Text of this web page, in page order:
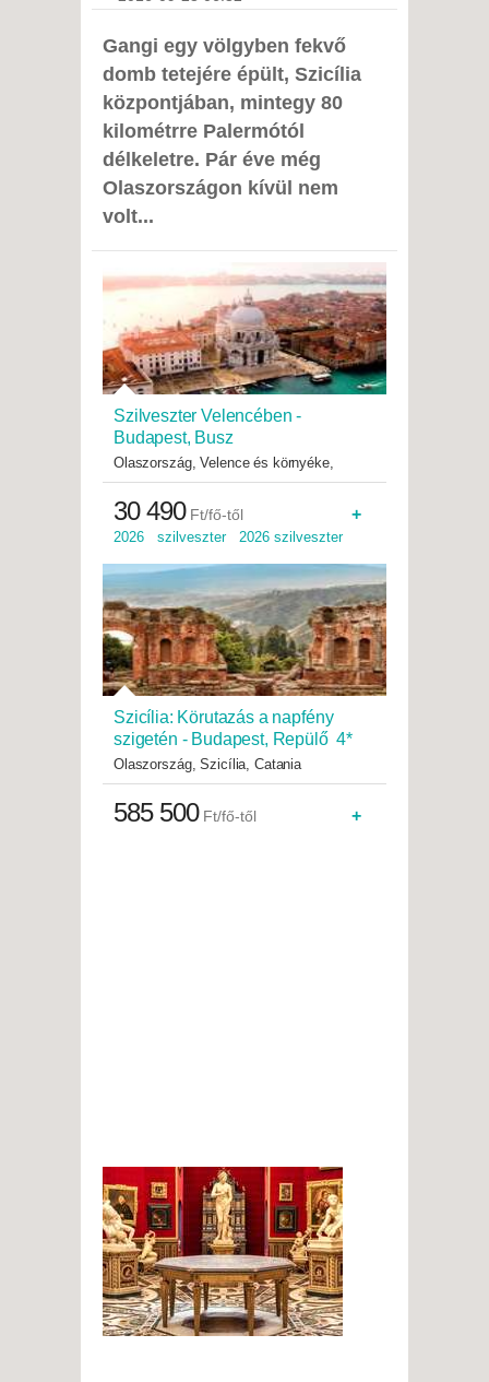
Gangi egy völgyben fekvő
domb tetejére épült, Szicília
központjában, mintegy 80
kilométrre Palermótól
délkeletre. Pár éve még
Olaszországon kívül nem
volt...
Szilveszter Velencében -
Budapest, Busz
Olaszország, Velence és környéke,
Velence
30 490 Ft/fő-től +
2026 szilveszter 2026 szilveszter
Szicília: Körutazás a napfény
szigetén - Budapest, Repülő 4*
Olaszország, Szicília, Catania
585 500 Ft/fő-től +